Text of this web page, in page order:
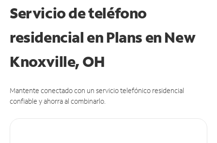
Servicio de teléfono
residencial en Plans en New
Knoxville, OH
Mantente conectado con un servicio telefónico residencial
confiable y ahorra al combinarlo.